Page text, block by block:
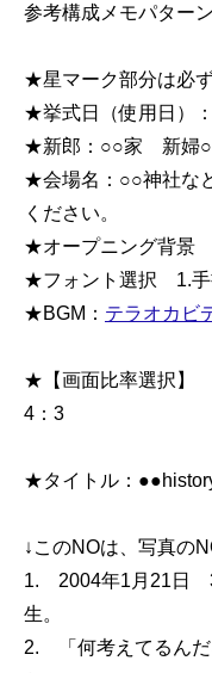
参考構成メモパター
★星マーク部分は必
★挙式日（使用日）
★新郎：○○家 新婦
★会場名：○○神社な
ください。
★オープニング背景
★フォント選択 1.手
★BGM： テラオカビ
★【画面比率選択】
4：3
★タイトル：
↓このNOは、写真の
1. 2004年1月21日
生。
2. 「何考えてるんだ